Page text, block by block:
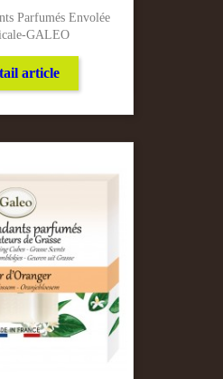
Parfumés Envolée
GALEO
article